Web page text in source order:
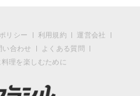
リシー 利用規約
運営会社
合わせ
よくある質問
理を楽しむために